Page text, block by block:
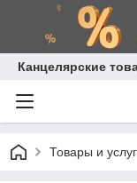
Канцелярские
Товары и